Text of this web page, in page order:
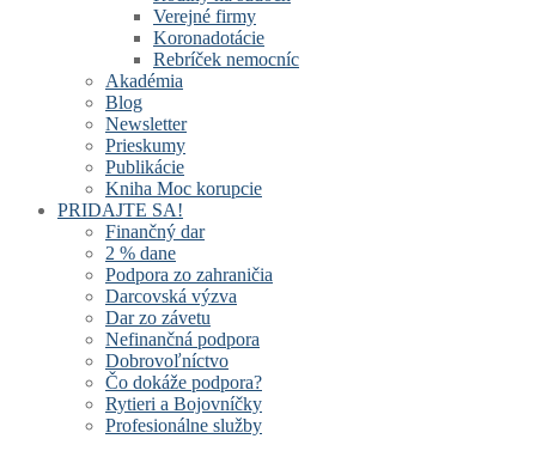
Verejné firmy
Koronadotácie
Rebríček nemocníc
Akadémia
Blog
Newsletter
Prieskumy
Publikácie
Kniha Moc korupcie
PRIDAJTE SA!
Finančný dar
2 % dane
Podpora zo zahraničia
Darcovská výzva
Dar zo závetu
Nefinančná podpora
Dobrovoľníctvo
Čo dokáže podpora?
Rytieri a Bojovníčky
Profesionálne služby